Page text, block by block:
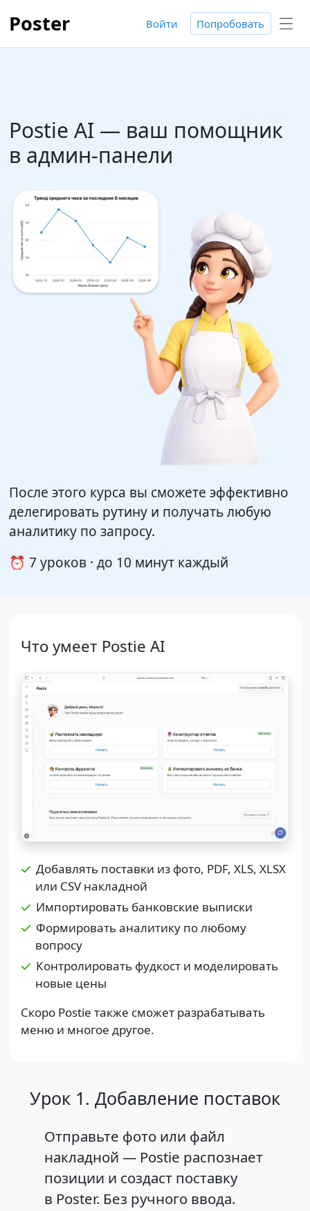
Poster Войти Попробовать
Postie AI — ваш помощник
в админ-панели
После этого курса вы сможете эффективно
делегировать рутину и получать любую
аналитику по запросу.
⏰ 7 уроков · до 10 минут каждый
Что умеет Postie AI
Добавлять поставки из фото, PDF, XLS, XLSX
или CSV накладной
Импортировать банковские выписки
Формировать аналитику по любому
вопросу
Контролировать фудкост и моделировать
новые цены
Скоро Postie также сможет разрабатывать
меню и многое другое.
Урок 1. Добавление поставок
Отправьте фото или файл
накладной — Postie распознает
позиции и создаст поставку
в Poster. Без ручного ввода.